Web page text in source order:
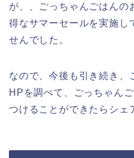
が、、ごっちゃんごはんの
得なサマーセールを実施し
せんでした。
なので、今後も引き続き、
HPを調べて、ごっちゃん
つけることができたらシェ